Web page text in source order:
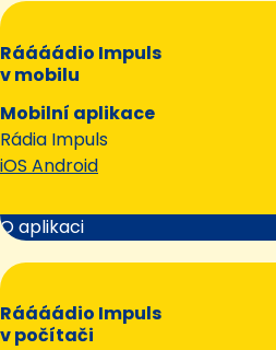
Ráááádio Impuls
v mobilu
Mobilní aplikace
Rádia Impuls
iOS Android
O aplikaci
Ráááádio Impuls
v počítači